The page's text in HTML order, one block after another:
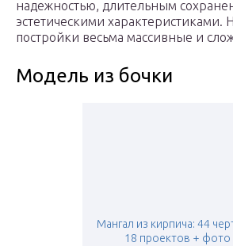
надежностью, длительным
эстетическими характеристиками.
постройки весьма массивные и
Модель из бочки
Мангал из кирпича: 44
18 проектов + фото